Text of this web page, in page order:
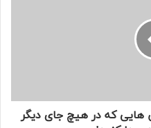
هایی که در هیچ جای دیگر